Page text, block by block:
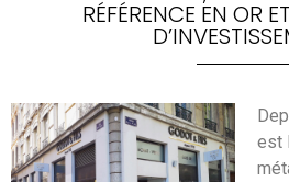
RÉFÉRENCE EN OR
est